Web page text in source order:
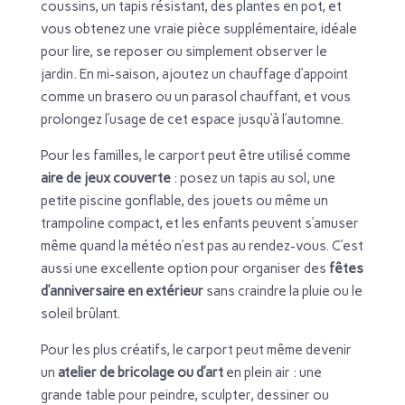
coussins, un tapis résistant, des plantes en pot, et
vous obtenez une vraie pièce supplémentaire, idéale
pour lire, se reposer ou simplement observer le
jardin. En mi-saison, ajoutez un chauffage d’appoint
comme un brasero ou un parasol chauffant, et vous
prolongez l’usage de cet espace jusqu’à l’automne.
Pour les familles, le carport peut être utilisé comme
aire de jeux couverte: posez un tapis au sol, une
petite piscine gonflable, des jouets ou même un
trampoline compact, et les enfants peuvent s’amuser
même quand la météo n’est pas au rendez-vous. C’est
aussi une excellente option pour organiser des fêtes
d’anniversaire en extérieursans craindre la pluie ou le
soleil brûlant.
Pour les plus créatifs, le carport peut même devenir
un atelier de bricolage ou d’arten plein air : une
grande table pour peindre, sculpter, dessiner ou